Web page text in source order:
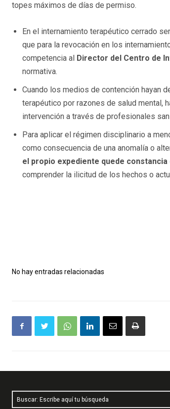
topes máximos de días de permiso.
En el internamiento terapéutico cerrado
que para la revocación en los
competencia al Director del Centro de
normativa.
Cuando los medios de contención hayan
terapéutico por razones de salud mental,
intervención a través de profesionales
Para aplicar el régimen disciplinario a
como consecuencia de una anomalía o
el propio expediente quede
comprender la ilicitud de los hechos o
No hay entradas relacionadas
Buscar: Escribe aquí tu búsqueda